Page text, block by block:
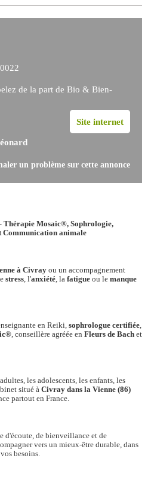
de la part de Bio & Bien-
Site internet
un problème sur cette annonce
Thérapie Mosaic®, Sophrologie,
Communication animale
à Civray ou un accompagnement
stress, l'anxiété, la fatigue ou le manque
en Reiki, sophrologue certifiée,
, conseillère agréée en Fleurs de Bach et
les adolescents, les enfants, les
situé à Civray dans la Vienne (86)
partout en France.
d'écoute, de bienveillance et de
vers un mieux-être durable, dans
besoins.